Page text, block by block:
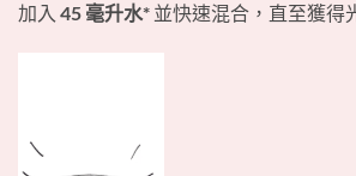
加入 45 毫升水* 並快速混合，直至獲得